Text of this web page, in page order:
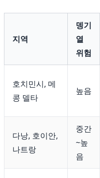
지역
뎅기
열
위험
호치민시, 메
콩 델타
높음
다낭, 호이안,
나트랑
중간
~높
음